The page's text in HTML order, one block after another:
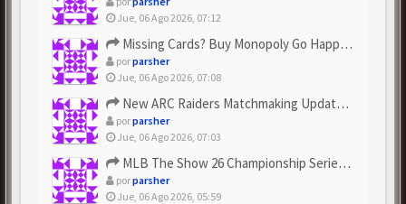
Jue, 06 Ago 2026, 07:12
Missing Cards? Buy Monopoly Go Happy Harvest with Looney Tun...
porparsher
Jue, 06 Ago 2026, 07:08
New ARC Raiders Matchmaking Update: Stop Failed - Grab Bluep...
porparsher
Jue, 06 Ago 2026, 07:03
MLB The Show 26 Championship Series Update! Get Cheap & ...
porparsher
Jue, 06 Ago 2026, 05:59